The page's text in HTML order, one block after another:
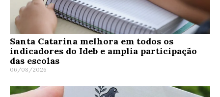
Santa Catarina melhora em todos os
indicadores do Ideb e amplia participação
das escolas
06/08/2026